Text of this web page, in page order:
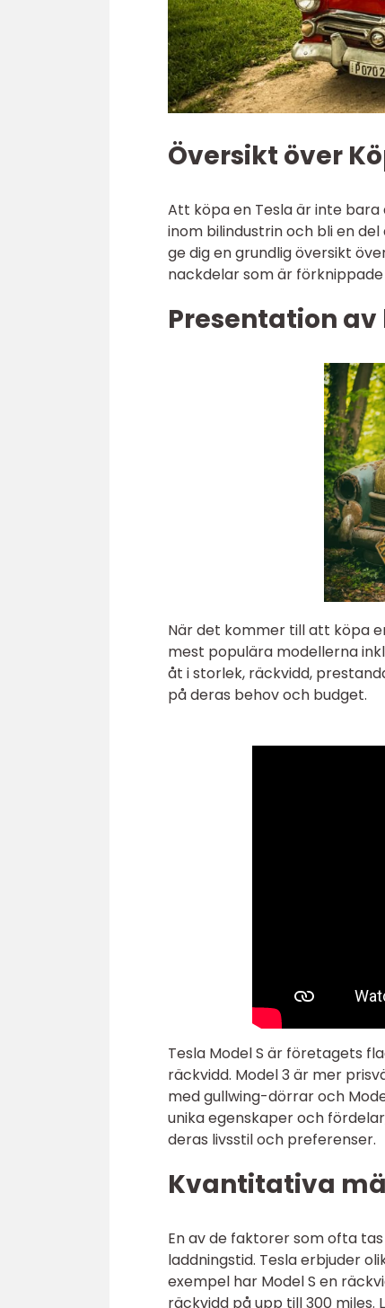
Översikt över
Att köpa en Tesla är inte
inom bilindustrin och bli en
ge dig en grundlig översikt
nackdelar som är
Presentation
När det kommer till att köpa
mest populära modellerna
åt i storlek, räckvidd,
på deras behov och budget.
Tesla Model S är företagets
räckvidd. Model 3 är mer
med gullwing-dörrar och
unika egenskaper och
deras livsstil och preferenser.
Kvantitativa
En av de faktorer som ofta
laddningstid. Tesla erbjuder
exempel har Model S en
räckvidd på upp till 300